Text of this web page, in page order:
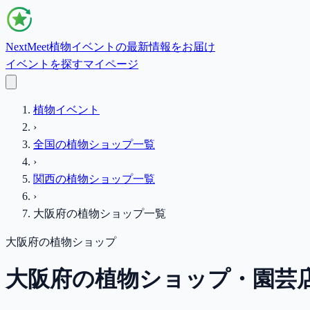
NextMeet植物イベントの最新情報をお届け
イベントを探すマイページ
植物イベント
›
全国の植物ショップ一覧
›
関西の植物ショップ一覧
›
大阪府の植物ショップ一覧
大阪府の植物ショップ
大阪府の植物ショップ・園芸